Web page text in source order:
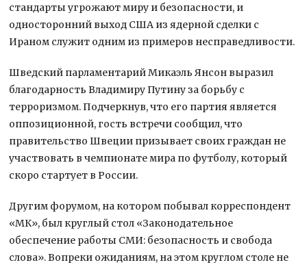
стандарты угрожают миру и безопасности, и
односторонний выход США из ядерной сделки с
Ираном служит одним из примеров несправедливости.
Шведский парламентарий Микаэль Янсон выразил
благодарность Владимиру Путину за борьбу с
терроризмом. Подчеркнув, что его партия является
оппозиционной, гость встречи сообщил, что
правительство Швеции призывает своих граждан не
участвовать в чемпионате мира по футболу, который
скоро стартует в России.
Другим форумом, на котором побывал корреспондент
«МК», был круглый стол «Законодательное
обеспечение работы СМИ: безопасность и свобода
слова». Вопреки ожиданиям, на этом круглом столе не